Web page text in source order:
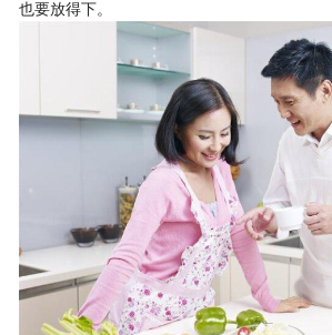
也要放得下。